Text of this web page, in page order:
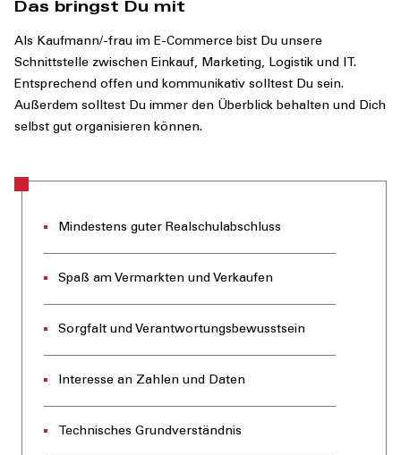
Das bringst Du mit
Als Kaufmann/-frau im E-Commerce bist Du unsere
Schnittstelle zwischen Einkauf, Marketing, Logistik und IT.
Entsprechend offen und kommunikativ solltest Du sein.
Außerdem solltest Du immer den Überblick behalten und Dich
selbst gut organisieren können.
Mindestens guter Realschulabschluss
Spaß am Vermarkten und Verkaufen
Sorgfalt und Verantwortungsbewusstsein
Interesse an Zahlen und Daten
Technisches Grundverständnis